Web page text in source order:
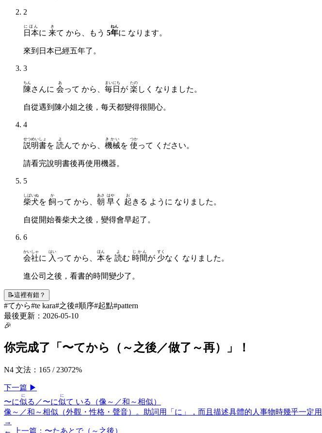
2
日本
にほん
に 来
き
て から、もう 5年
ねん
に なります。
來到日本已經五年了。
3
陳
ちん
さんに 会
あ
って から、 毎日
まいにち
が 楽
たの
しく なりました。
自從遇到陳小姐之後，每天都變得很開心。
4
説明書
せつめいしょ
を 読
よ
んで から、 機械
きかい
を 使
つか
って ください。
請看完說明書後再使用機器。
5
柴犬
しばいぬ
を 飼
か
って から、 朝
あさ
早
はや
く 起
お
きる ように なりました。
自從開始養柴犬之後，變得會早起了。
6
会社
かいしゃ
に 入
はい
って から、 本
ほん
を 読
よ
む 時間
じかん
が 少
すく
なく なりました。
進公司之後，看書的時間變少了。
📝這裡有錯？
#てから#te kara#之後#順序#起點#pattern
最後更新： 2026-05-10
🎉
你完成了「 〜てから（～之後／做了～再） 」！
N4 文法 ： 165 / 23072%
下一篇 ▶
〜に似
に
る／〜に似
に
て いる（像～／和～相似）
像～／和～相似（外觀・性格・聲音）。助詞用「に」，而且描述具體的人事物時幾乎一定
→
← 上一篇 ： 〜たあとで（～之後）